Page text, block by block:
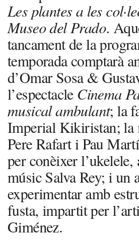
Les plantes a les
Museo del Prado.
tancament de la
temporada comptarà
d’Omar Sosa &
l’espectacle Cinema
musical ambulant; la
Imperial Kikiristan; la
Pere Rafart i Pau
per conèixer l’ukelele,
músic Salva Rey; i un
experimentar amb
fusta, impartit per
Giménez.